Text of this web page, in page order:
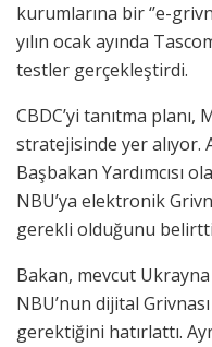
kurumlarına bir ‘’e-
yılın ocak ayında
testler gerçekleştirdi.
CBDC’yi tanıtma planı,
stratejisinde yer alıyor.
Başbakan Yardımcısı
NBU’ya elektronik
gerekli olduğunu
Bakan, mevcut
NBU’nun dijital
gerektiğini hatırlattı.